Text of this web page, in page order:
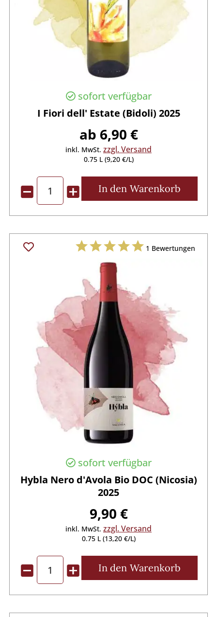
sofort verfügbar
I Fiori dell' Estate (Bidoli) 2025
ab 6,90 €
inkl. MwSt. zzgl. Versand
0.75 L (9,20 €/L)
In den Warenkorb
1 Bewertungen
sofort verfügbar
Hybla Nero d'Avola Bio DOC (Nicosia)
2025
9,90 €
inkl. MwSt. zzgl. Versand
0.75 L (13,20 €/L)
In den Warenkorb